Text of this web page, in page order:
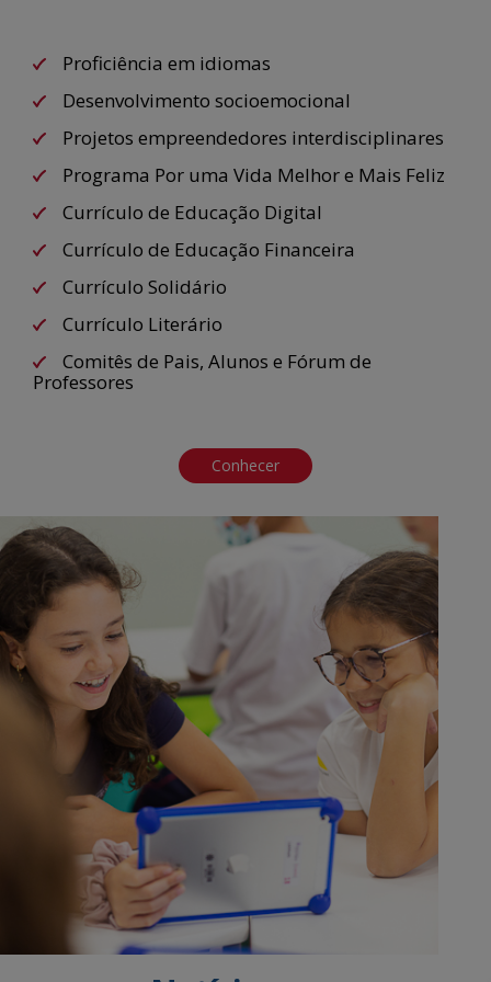
Proficiência em idiomas
Desenvolvimento socioemocional
Projetos empreendedores interdisciplinares
Programa Por uma Vida Melhor e Mais Feliz
Currículo de Educação Digital
Currículo de Educação Financeira
Currículo Solidário
Currículo Literário
Comitês de Pais, Alunos e Fórum de
Professores
Conhecer